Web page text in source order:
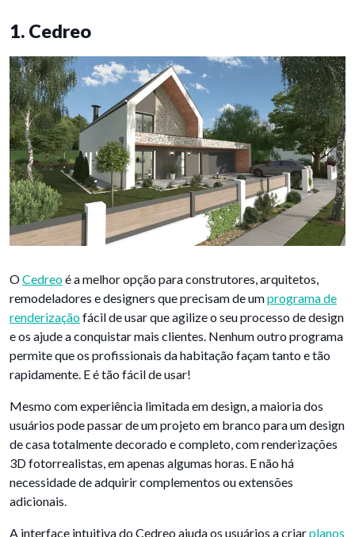
1. Cedreo
OCedreoé a melhor opção para construtores, arquitetos,
remodeladores e designers que precisam de umprograma de
renderizaçãofácil de usar que agilize o seu processo de design
e os ajude a conquistar mais clientes. Nenhum outro programa
permite que os profissionais da habitação façam tanto e tão
rapidamente. E é tão fácil de usar!
Mesmo com experiência limitada em design, a maioria dos
usuários pode passar de um projeto em branco para um design
de casa totalmente decorado e completo, com renderizações
3D fotorrealistas, em apenas algumas horas. E não há
necessidade de adquirir complementos ou extensões
adicionais.
A interface intuitiva do Cedreo ajuda os usuários a criarplanos